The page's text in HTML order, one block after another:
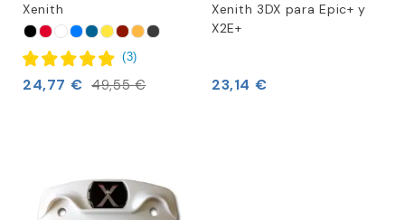
Xenith
(3)
24,77 € 49,55 €
Xenith 3DX para Epic+ y
X2E+
23,14 €